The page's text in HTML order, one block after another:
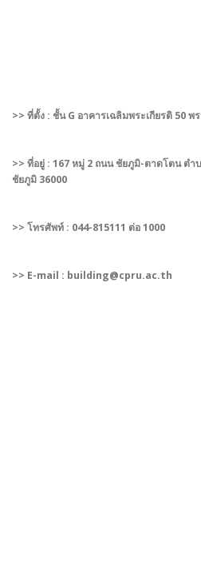
>> ที่ตั้ง : ชั้น G อาคารเฉลิมพระเกียรติ 50
>> ที่อยู่ : 167 หมู่ 2 ถนน ชัยภูมิ-ตาดโตน ตำ
ชัยภูมิ 36000
>> โทรศัพท์ : 044-815111 ต่อ 1000
>> E-mail : building@cpru.ac.th